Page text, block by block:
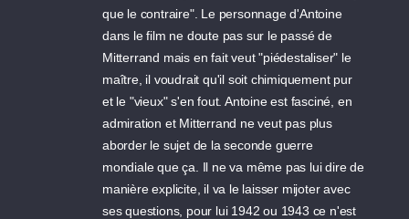
que le contraire". Le personnage d'Antoine
dans le film ne doute pas sur le passé de
Mitterrand mais en fait veut "piédestaliser" le
maître, il voudrait qu'il soit chimiquement pur
et le "vieux" s'en fout. Antoine est fasciné, en
admiration et Mitterrand ne veut pas plus
aborder le sujet de la seconde guerre
mondiale que ça. Il ne va même pas lui dire de
manière explicite, il va le laisser mijoter avec
ses questions, pour lui 1942 ou 1943 ce n'est